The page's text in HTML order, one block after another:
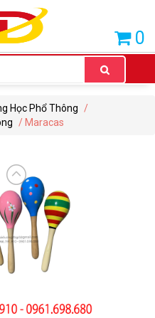
0
Học Phổ Thông
/
/ Maracas